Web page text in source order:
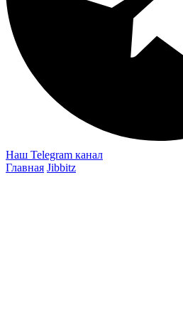
Наш Telegram канал
Главная Jibbitz